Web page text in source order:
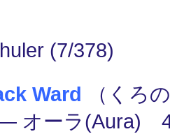
(7/378)
Ward （くろ
オーラ(Aura)